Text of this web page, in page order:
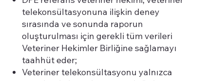
telekonsültasyonuna ilişkin deney
sırasında ve sonunda raporun
oluşturulması için gerekli tüm verileri
Veteriner Hekimler Birliğine sağlamayı
taahhüt eder;
Veteriner telekonsültasyonu yalnızca